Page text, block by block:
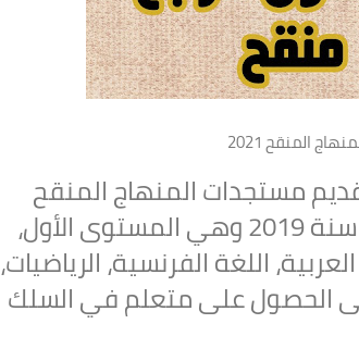
المنقح 2021
مستجدات المنهاج المنقح
للسلك الابتدائي الذي هم المستويات الأربعة خلال سنة 2019 وهي المستوى الأول،
اللغة الفرنسية، الرياضيات،
الحصول على متعلم في السلك